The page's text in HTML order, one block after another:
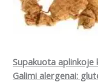
Supakuota
Galimi alergenai: